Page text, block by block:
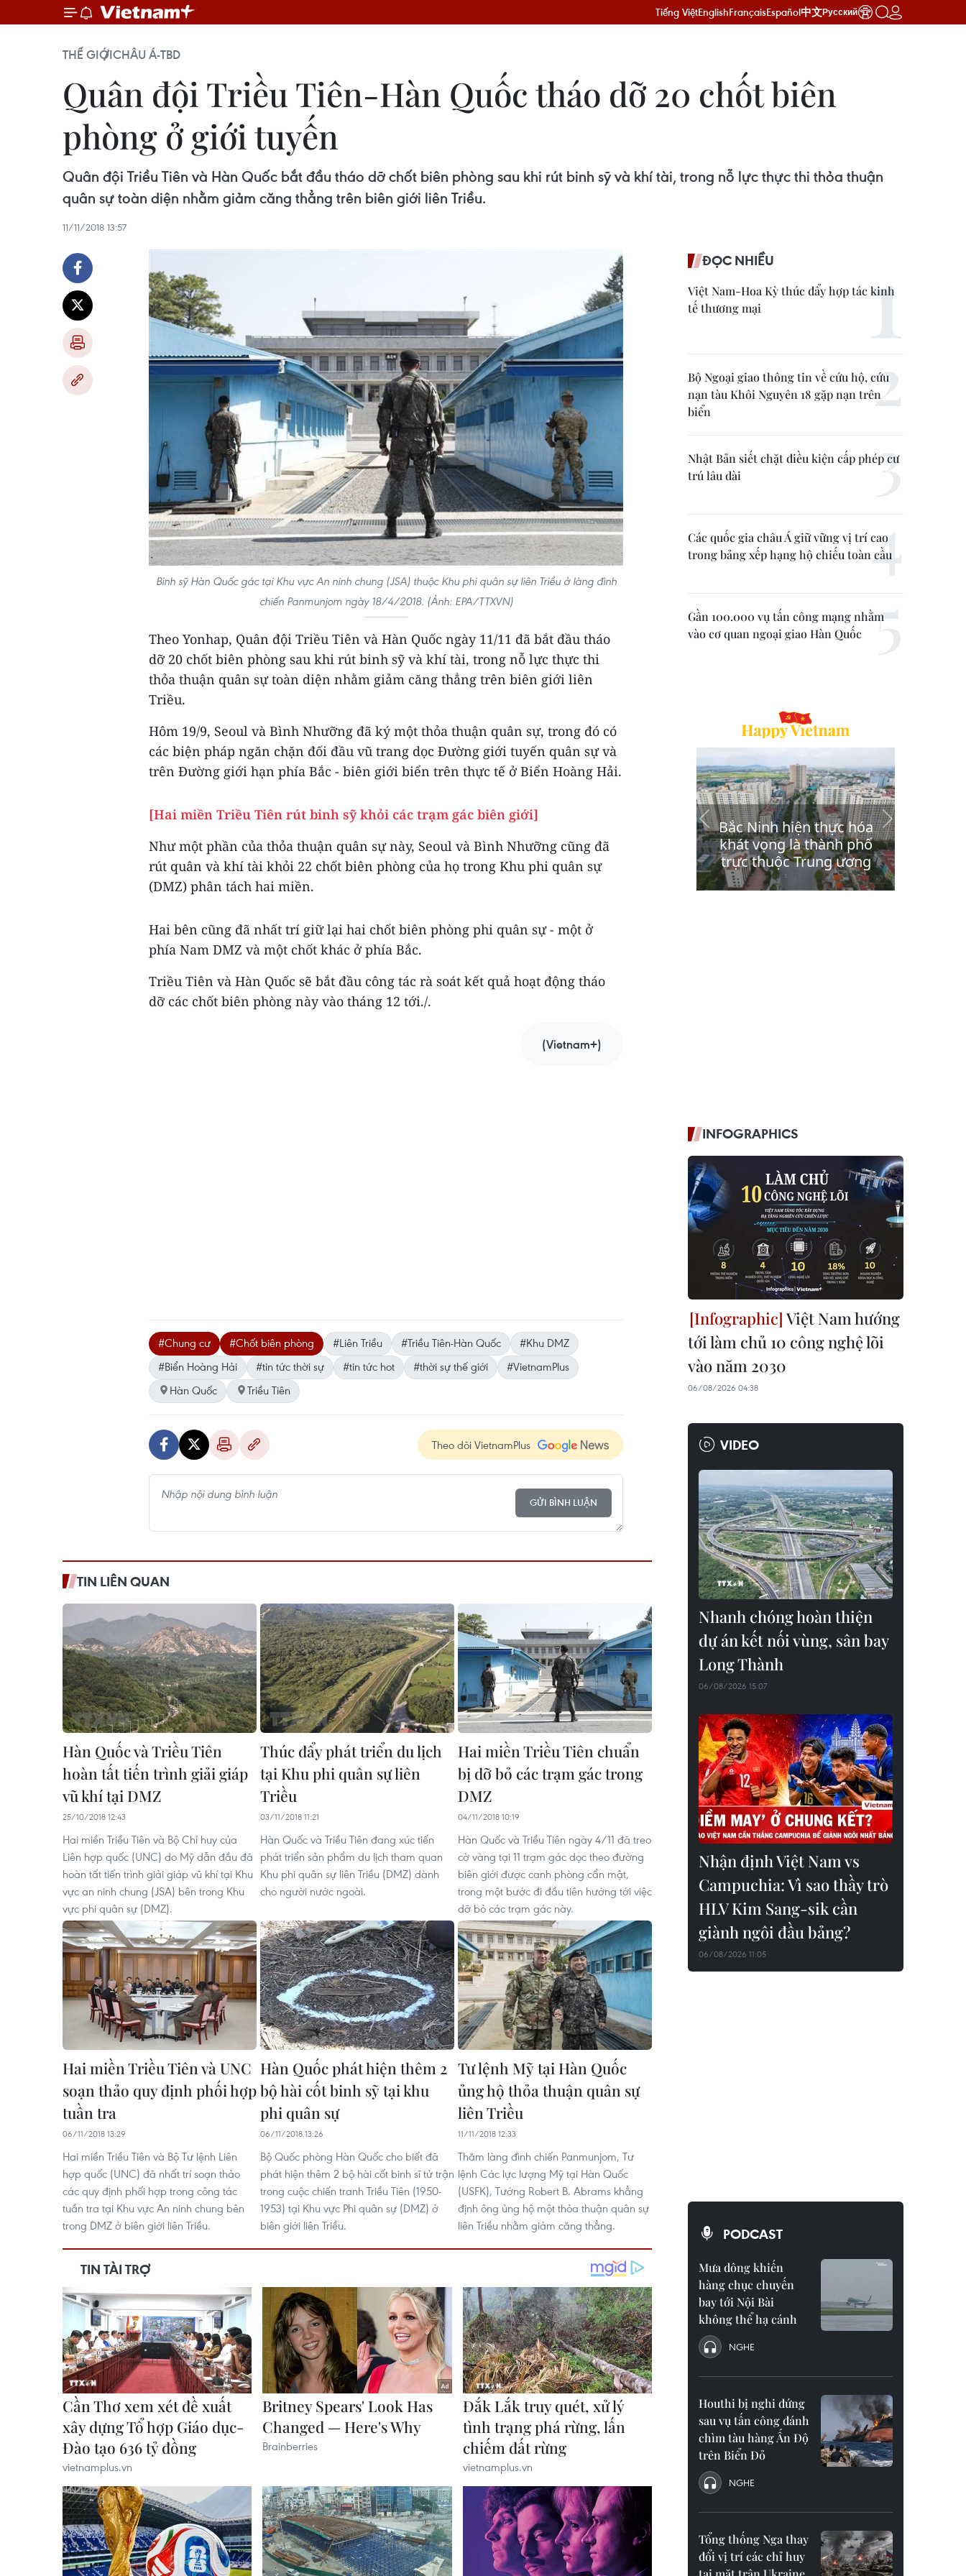
Tiếng ViệtEnglishFrançaisEspañol中文Русский
THẾ GIỚICHÂU Á-TBD
Quân đội Triều Tiên-Hàn Quốc tháo dỡ 20 chốt biên
phòng ở giới tuyến
Quân đội Triều Tiên và Hàn Quốc bắt đầu tháo dỡ chốt biên phòng sau khi rút binh sỹ và khí tài, trong nỗ lực thực thi thỏa thuận
quân sự toàn diện nhằm giảm căng thẳng trên biên giới liên Triều.
11/11/2018 13:57
Binh sỹ Hàn Quốc gác tại Khu vực An ninh chung (JSA) thuộc Khu phi quân sự liên Triều ở làng đình
chiến Panmunjom ngày 18/4/2018. (Ảnh: EPA/TTXVN)
Theo Yonhap, Quân đội Triều Tiên và Hàn Quốc ngày 11/11 đã bắt đầu tháo
dỡ 20 chốt biên phòng sau khi rút binh sỹ và khí tài, trong nỗ lực thực thi
thỏa thuận quân sự toàn diện nhằm giảm căng thẳng trên biên giới liên
Triều.
Hôm 19/9, Seoul và Bình Nhưỡng đã ký một thỏa thuận quân sự, trong đó có
các biện pháp ngăn chặn đối đầu vũ trang dọc Đường giới tuyến quân sự và
trên Đường giới hạn phía Bắc - biên giới biển trên thực tế ở Biển Hoàng Hải.
[Hai miền Triều Tiên rút binh sỹ khỏi các trạm gác biên giới]
Như một phần của thỏa thuận quân sự này, Seoul và Bình Nhưỡng cũng đã
rút quân và khí tài khỏi 22 chốt biên phòng của họ trong Khu phi quân sự
(DMZ) phân tách hai miền.
Hai bên cũng đã nhất trí giữ lại hai chốt biên phòng phi quân sự - một ở
phía Nam DMZ và một chốt khác ở phía Bắc.
Triều Tiên và Hàn Quốc sẽ bắt đầu công tác rà soát kết quả hoạt động tháo
dỡ các chốt biên phòng này vào tháng 12 tới./.
(Vietnam+)
#Chung cư #Chốt biên phòng #Liên Triều #Triều Tiên-Hàn Quốc
#Khu DMZ
#Biển Hoàng Hải
#tin tức thời sự #tin tức hot #thời sự thế giới
#VietnamPlus
Hàn Quốc
Triều Tiên
Theo dõi VietnamPlus
GỬI BÌNH LUẬN
TIN LIÊN QUAN
Hàn Quốc và Triều Tiên
hoàn tất tiến trình giải giáp
vũ khí tại DMZ
25/10/2018 12:43
Hai miền Triều Tiên và Bộ Chỉ huy của
Liên hợp quốc (UNC) do Mỹ dẫn đầu đã
hoàn tất tiến trình giải giáp vũ khí tại Khu
vực an ninh chung (JSA) bên trong Khu
vực phi quân sự (DMZ).
Thúc đẩy phát triển du lịch
tại Khu phi quân sự liên
Triều
03/11/2018 11:21
Hàn Quốc và Triều Tiên đang xúc tiến
phát triển sản phẩm du lịch tham quan
Khu phi quân sự liên Triều (DMZ) dành
cho người nước ngoài.
Hai miền Triều Tiên chuẩn
bị dỡ bỏ các trạm gác trong
DMZ
04/11/2018 10:19
Hàn Quốc và Triều Tiên ngày 4/11 đã treo
cờ vàng tại 11 trạm gác dọc theo đường
biên giới được canh phòng cẩn mật,
trong một bước đi đầu tiên hướng tới việc
dỡ bỏ các trạm gác này.
Hai miền Triều Tiên và UNC
soạn thảo quy định phối hợp
tuần tra
06/11/2018 13:29
Hai miền Triều Tiên và Bộ Tư lệnh Liên
hợp quốc (UNC) đã nhất trí soạn thảo
các quy định phối hợp trong công tác
tuần tra tại Khu vực An ninh chung bên
trong DMZ ở biên giới liên Triều.
Hàn Quốc phát hiện thêm 2
bộ hài cốt binh sỹ tại khu
phi quân sự
06/11/2018 13:26
Bộ Quốc phòng Hàn Quốc cho biết đã
phát hiện thêm 2 bộ hài cốt binh sĩ tử trận
trong cuộc chiến tranh Triều Tiên (1950-
1953) tại Khu vực Phi quân sự (DMZ) ở
biên giới liên Triều.
Tư lệnh Mỹ tại Hàn Quốc
ủng hộ thỏa thuận quân sự
liên Triều
11/11/2018 12:33
Thăm làng đình chiến Panmunjom, Tư
lệnh Các lực lượng Mỹ tại Hàn Quốc
(USFK), Tướng Robert B. Abrams khẳng
định ông ủng hộ một thỏa thuận quân sự
liên Triều nhằm giảm căng thẳng.
ĐỌC NHIỀU
Việt Nam-Hoa Kỳ thúc đẩy hợp tác kinh
tế thương mại
Bộ Ngoại giao thông tin về cứu hộ, cứu
nạn tàu Khôi Nguyên 18 gặp nạn trên
biển
Nhật Bản siết chặt điều kiện cấp phép cư
trú lâu dài
Các quốc gia châu Á giữ vững vị trí cao
trong bảng xếp hạng hộ chiếu toàn cầu
Gần 100.000 vụ tấn công mạng nhằm
vào cơ quan ngoại giao Hàn Quốc
INFOGRAPHICS
Việt Nam hướng
tới làm chủ 10 công nghệ lõi
vào năm 2030
06/08/2026 04:38
VIDEO
Nhanh chóng hoàn thiện
dự án kết nối vùng, sân bay
Long Thành
06/08/2026 15:07
Nhận định Việt Nam vs
Campuchia: Vì sao thầy trò
HLV Kim Sang-sik cần
giành ngôi đầu bảng?
06/08/2026 11:05
PODCAST
Mưa dông khiến
hàng chục chuyến
bay tới Nội Bài
không thể hạ cánh
NGHE
Houthi bị nghi đứng
sau vụ tấn công đánh
chìm tàu hàng Ấn Độ
trên Biển Đỏ
NGHE
Tổng thống Nga thay
đổi vị trí các chỉ huy